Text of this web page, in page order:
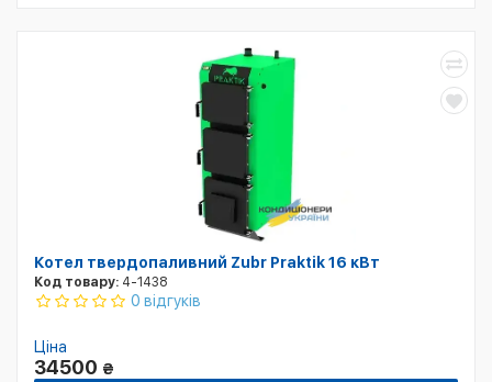
Котел твердопаливний Zubr Praktik 16 кВт
Код товару: 4-1438
0 відгуків
Ціна
34500 ₴